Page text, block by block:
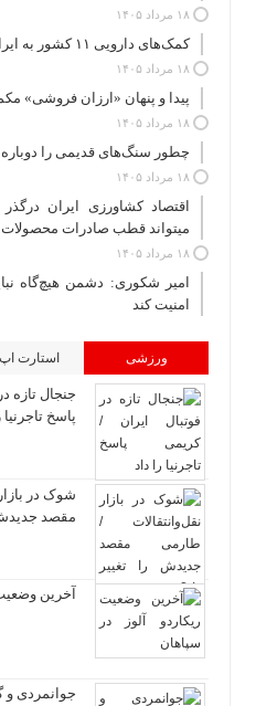
۱۸ مرداد ۱۴۰۵
کمک‌های دارویی ۱۱ کشور به ایران در دوران جنگ
۱۸ مرداد ۱۴۰۵
پیدا و پنهان «ارزان فروشی»
۱۸ مرداد ۱۴۰۵
چطور سنگ‌های قدیمی را دوباره
۱۸ مرداد ۱۴۰۵
اقتصاد کشاورزی ایران
میتواند قطب صادرات
۱۸ مرداد ۱۴۰۵
امیر شکوری: دشمن هیچ‌گاه
امنیت کند
ورزشی استارت اپ
جنجال تازه
پاسخ تاجرنیا
شوک در
مقصد جدیدش
آخرین
جوانمردی و